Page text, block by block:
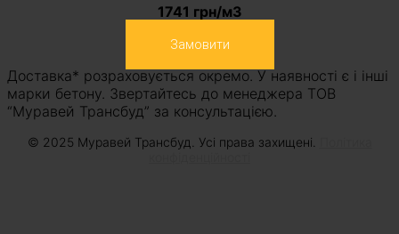
1741 грн/м3
Замовити
Доставка* розраховується окремо. У наявності є і інші
марки бетону. Звертайтесь до менеджера ТОВ
“Муравей Трансбуд” за консультацією.
© 2025 Муравей Трансбуд. Усі права захищені.